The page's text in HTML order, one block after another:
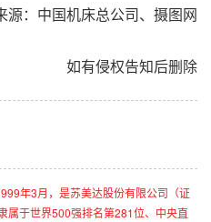
源：中国机床总公司、摄图网
如有侵权告知后删除
年3月，是苏美达股份有限公司（证
属于世界500强排名第281位、中央直